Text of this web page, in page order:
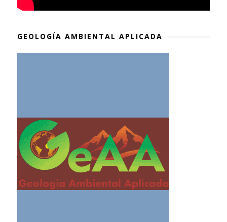
GEOLOGÍA AMBIENTAL APLICADA